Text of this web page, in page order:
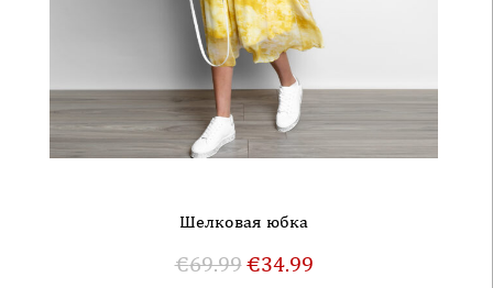
Шелковая юбка
€69.99€34.99